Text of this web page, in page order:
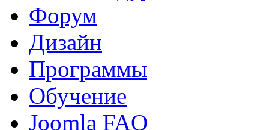
Форум
Дизайн
Программы
Обучение
Joomla FAQ